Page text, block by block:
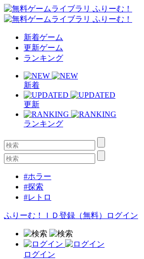
新着ゲーム
更新ゲーム
ランキング
新着
更新
ランキング
#ホラー
#探索
#レトロ
ふりーむ！ＩＤ登録（無料） ログイン
ログイン